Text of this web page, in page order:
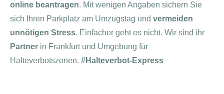
online beantragen. Mit wenigen Angaben sichern Sie
sich Ihren Parkplatz am Umzugstag und vermeiden
unnötigen Stress. Einfacher geht es nicht. Wir sind ihr
Partner in Frankfurt und Umgebung für
Halteverbotszonen. #Halteverbot-Express